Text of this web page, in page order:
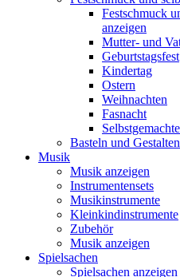
Festschmuck
anzeigen
Mutter- und
Geburtstagsfest
Kindertag
Ostern
Weihnachten
Fasnacht
Basteln und
Musik
Musik anzeigen
Instrumentensets
Musikinstrumente
Kleinkindinstrumente
Zubehör
Musik anzeigen
Spielsachen
Spielsachen anzeigen